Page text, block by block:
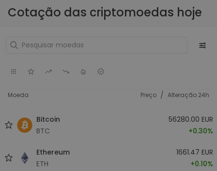
Cotação das criptomoedas hoje
Moeda Preço / Alteração 24h
Bitcoin
BTC
56280.00 EUR
+0.30%
Ethereum
ETH
1661.47 EUR
+0.10%